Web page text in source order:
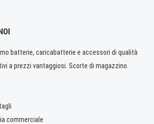
batterie, caricabatterie e accessori di qualità
a prezzi vantaggiosi. Scorte di magazzino.
commerciale